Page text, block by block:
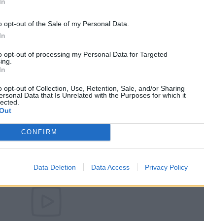
opt-out of the Sale of my Personal Data.
opt-out of processing my Personal Data for Targeted
opt-out of Collection, Use, Retention, Sale, and/or Sharing
Data that Is Unrelated with the Purposes for which it
CONFIRM
Data Deletion Data Access Privacy Policy
ser encontrado nestas plataformas: